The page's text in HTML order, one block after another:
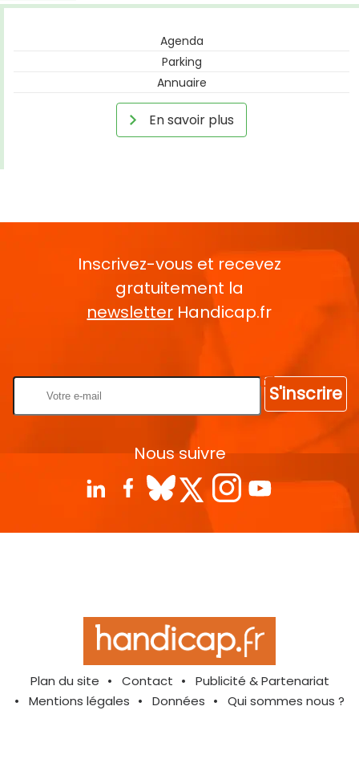
Agenda
Parking
Annuaire
En savoir plus
Inscrivez-vous et recevez
gratuitement la
newsletter Handicap.fr
S'inscrire
Nous suivre
Plan du site Contact
Publicité & Partenariat
Mentions légales
Données Qui sommes nous ?